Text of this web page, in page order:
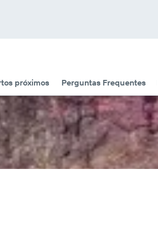
próximos Perguntas Frequentes